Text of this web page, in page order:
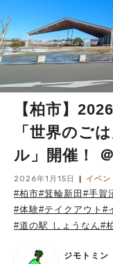
【柏市】
「世界のご
ル」開催！
2026年1月15日 イベン
#柏市#箕輪新田 #手賀
#体験#テイクアウト #
#道の駅 しょうなん#
ジモトミン